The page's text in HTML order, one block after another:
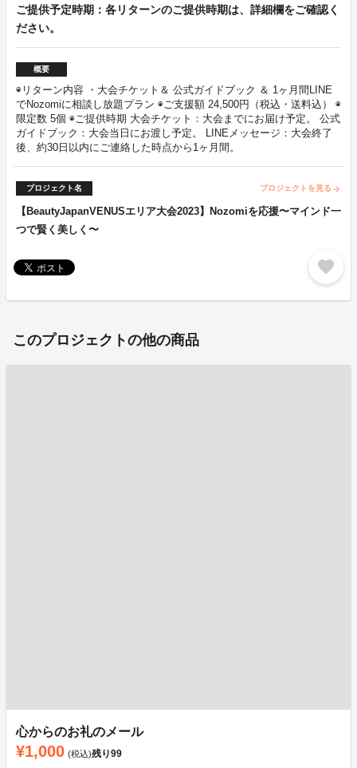
ご提供予定時期：各リターンのご提供時期は、詳細欄をご確認く
ださい。
概要
◉リターン内容 ・大会チケット＆ 公式ガイドブック ＆ 1ヶ月間LINE
でNozomiに相談し放題プラン ◉ご支援額 24,500円（税込・送料込） ◉
限定数 5個 ◉ご提供時期 大会チケット：大会までにお届け予定。 公式
ガイドブック：大会当日にお渡し予定。 LINEメッセージ：大会終了
後、約30日以内にご連絡した時点から1ヶ月間。
プロジェクト名 プロジェクトを見る arrow_forward
【BeautyJapanVENUSエリア大会2023】Nozomiを応援〜マインド一
つで賢く美しく〜
favorite
このプロジェクトの他の商品
心からのお礼のメール
¥1,000 (税込)残り99